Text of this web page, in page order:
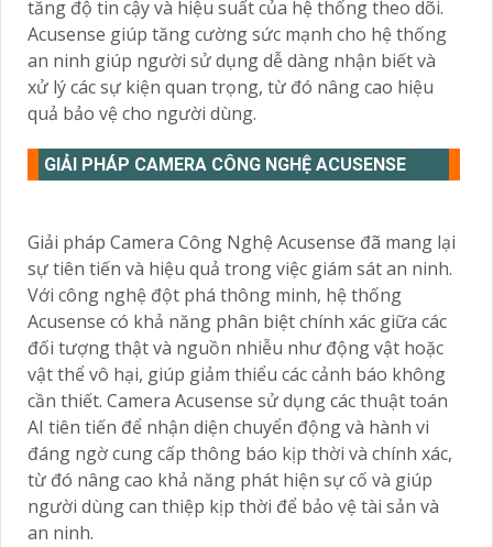
tăng độ tin cậy và hiệu suất của hệ thống theo dõi.
Acusense giúp tăng cường sức mạnh cho hệ thống
an ninh giúp người sử dụng dễ dàng nhận biết và
xử lý các sự kiện quan trọng, từ đó nâng cao hiệu
quả bảo vệ cho người dùng.
GIẢI PHÁP CAMERA CÔNG NGHỆ ACUSENSE
Giải pháp Camera Công Nghệ Acusense đã mang lại
sự tiên tiến và hiệu quả trong việc giám sát an ninh.
Với công nghệ đột phá thông minh, hệ thống
Acusense có khả năng phân biệt chính xác giữa các
đối tượng thật và nguồn nhiễu như động vật hoặc
vật thể vô hại, giúp giảm thiểu các cảnh báo không
cần thiết. Camera Acusense sử dụng các thuật toán
AI tiên tiến để nhận diện chuyển động và hành vi
đáng ngờ cung cấp thông báo kịp thời và chính xác,
từ đó nâng cao khả năng phát hiện sự cố và giúp
người dùng can thiệp kịp thời để bảo vệ tài sản và
an ninh.